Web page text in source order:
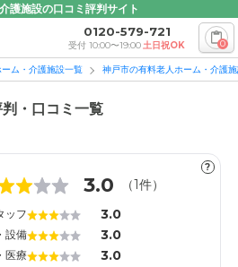
護施設の口コミ評判サイト
0120-579-721
受付 10:00〜19:00土日祝OK 0
ム・介護施設一覧 神戸市の有料老人ホーム・介護
・口コミ一覧
?
3.0 （1件）
ッフ 3.0
設備 3.0
医療 3.0